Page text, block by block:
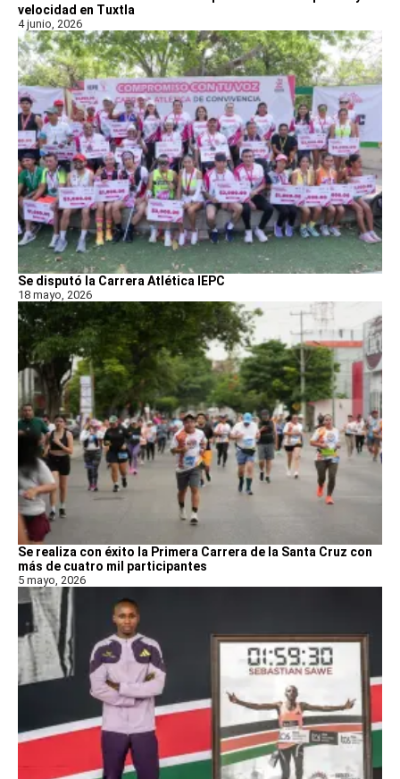
velocidad en Tuxtla
4 junio, 2026
Se disputó la Carrera Atlética IEPC
18 mayo, 2026
Se realiza con éxito la Primera Carrera de la Santa Cruz con
más de cuatro mil participantes
5 mayo, 2026